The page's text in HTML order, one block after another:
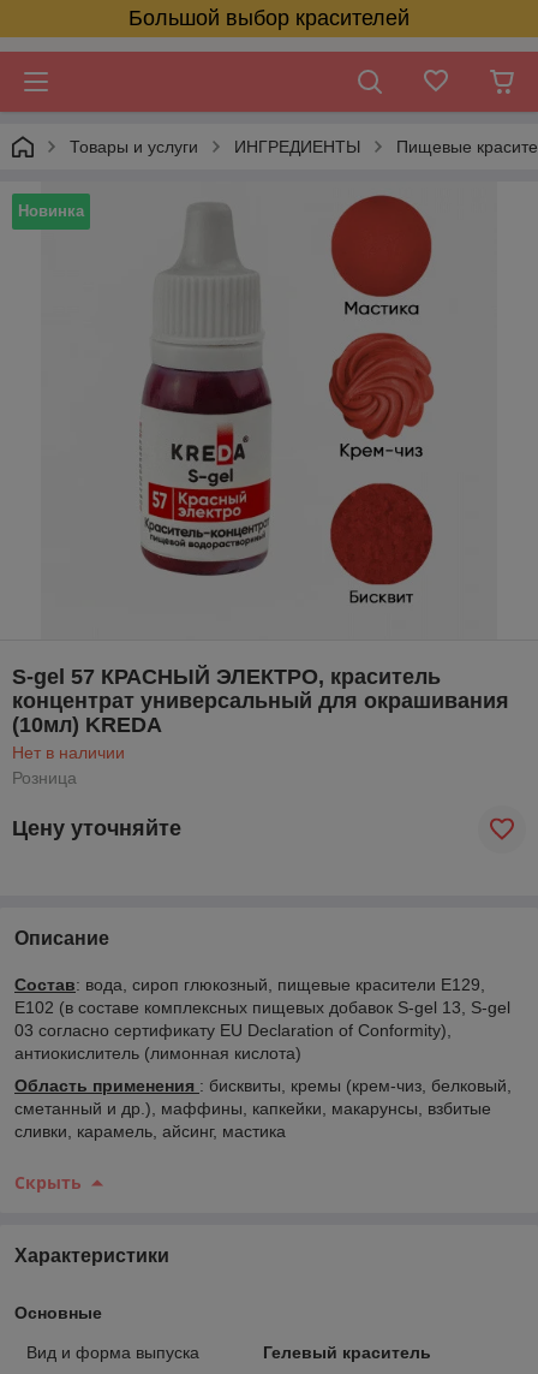
Большой выбор красителей
Товары и услуги ИНГРЕДИЕНТЫ Пищевые
Новинка
S-gel 57 КРАСНЫЙ ЭЛЕКТРО, краситель
концентрат универсальный для окрашивания
(10мл) KREDA
Нет в наличии
Розница
Цену уточняйте
Описание
Состав: вода, сироп глюкозный, пищевые красители Е129,
Е102 (в составе комплексных пищевых добавок S-gel 13, S-gel
03 согласно сертификату EU Declaration of Conformity),
антиокислитель (лимонная кислота)
Область применения : бисквиты, кремы (крем-чиз, белковый,
сметанный и др.), маффины, капкейки, макарунсы, взбитые
сливки, карамель, айсинг, мастика
Скрыть
Характеристики
Основные
Вид и форма выпуска
Гелевый краситель